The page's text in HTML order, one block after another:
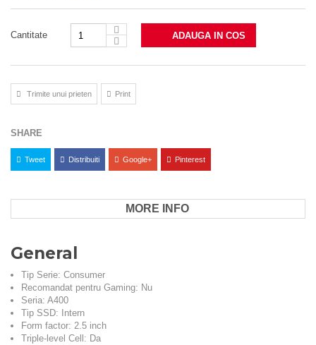
Cantitate ADAUGA IN COS
Trimite unui prieten Print
SHARE
Tweet Distribuiti Google+ Pinterest
MORE INFO
General
Tip Serie: Consumer
Recomandat pentru Gaming: Nu
Seria: A400
Tip SSD: Intern
Form factor: 2.5 inch
Triple-level Cell: Da